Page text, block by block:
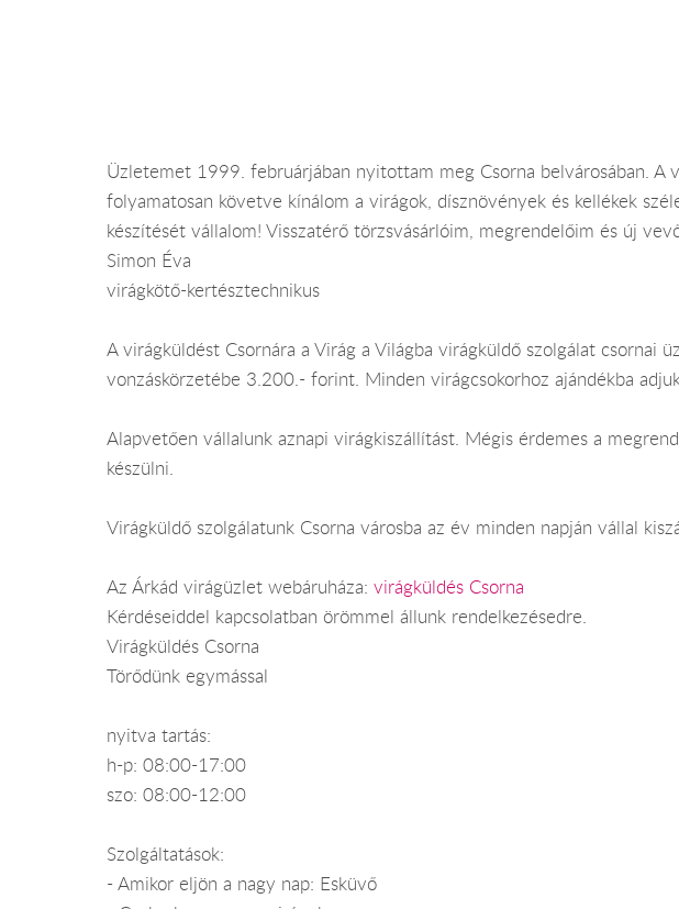
Üzletemet 1999. februárjában nyitottam meg Csorna belvárosában.
folyamatosan követve kínálom a virágok, dísznövények és kellékek
készítését vállalom! Visszatérő törzsvásárlóim, megrendelőim és új
Simon Éva
virágkötő-kertésztechnikus
A virágküldést Csornára a Virág a Világba virágküldő szolgálat
vonzáskörzetébe 3.200.- forint. Minden virágcsokorhoz ajándékba
Alapvetően vállalunk aznapi virágkiszállítást. Mégis érdemes a
készülni.
Virágküldő szolgálatunk Csorna városba az év minden napján vállal
Az Árkád virágüzlet webáruháza: virágküldés Csorna
Kérdéseiddel kapcsolatban örömmel állunk rendelkezésedre.
Virágküldés Csorna
Törődünk egymással
nyitva tartás:
h-p: 08:00-17:00
szo: 08:00-12:00
Szolgáltatások:
- Amikor eljön a nagy nap: Esküvő